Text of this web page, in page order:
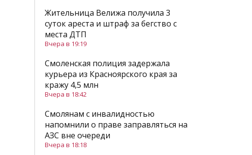
Жительница Велижа получила 3
суток ареста и штраф за бегство с
места ДТП
Вчера в 19:19
Смоленская полиция задержала
курьера из Красноярского края за
кражу 4,5 млн
Вчера в 18:42
Смолянам с инвалидностью
напомнили о праве заправляться на
АЗС вне очереди
Вчера в 18:18